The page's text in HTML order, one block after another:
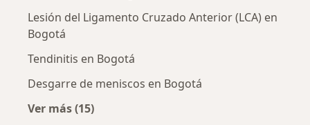
Lesión del Ligamento Cruzado Anterior (LCA) en
Bogotá
Tendinitis en Bogotá
Desgarre de meniscos en Bogotá
Ver más (15)